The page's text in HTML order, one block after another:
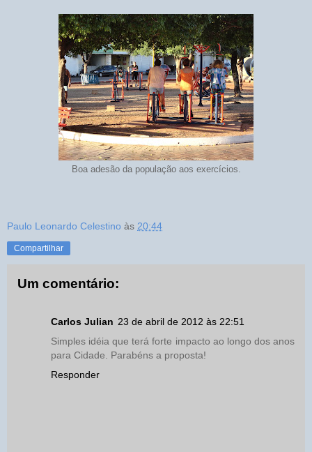
Boa adesão da população aos exercícios.
Paulo Leonardo Celestino às 20:44
Compartilhar
Um comentário:
Carlos Julian 23 de abril de 2012 às 22:51
Simples idéia que terá forte impacto ao longo dos anos
para Cidade. Parabéns a proposta!
Responder